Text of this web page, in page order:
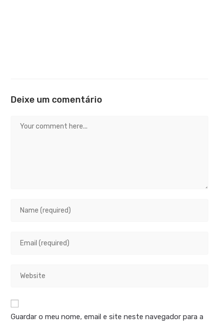
Deixe um comentário
Guardar o meu nome, email e site neste navegador para a